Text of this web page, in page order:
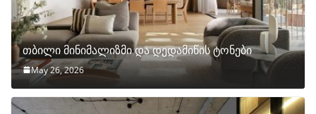
თბილი მინიმალიზმი და დედამიწის ტონები
May 26, 2026